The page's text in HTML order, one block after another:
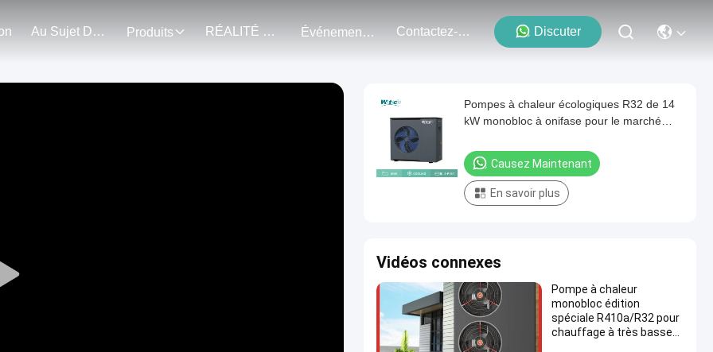
Au Sujet De Nous Produits RÉALITÉ VIRTUELLE Événements Contactez-Nous Discuter
Play
Pompes à chaleur écologiques R32 de 14
kW monobloc à onifase pour le marché
Causez Maintenant
En savoir plus
Vidéos connexes
Pompe à chaleur
monobloc édition
spéciale R410a/R32 pour
chauffage à très basse